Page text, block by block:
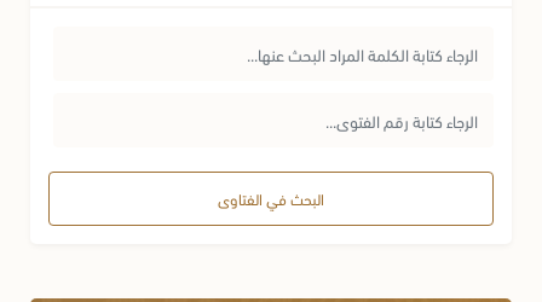
البحث في الفتاوى